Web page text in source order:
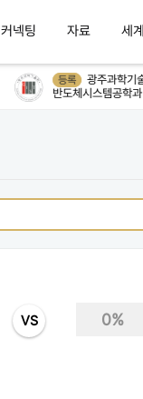
커넥팅 자료 세
등록
광주과학기
반도체시스템공학과
VS 0%